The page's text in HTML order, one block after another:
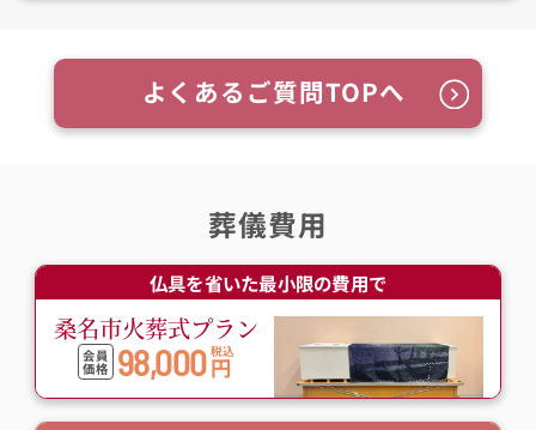
よくあるご質問TOPへ
葬儀費用
仏具を省いた最小限の費用で
桑名市火葬式プラン
会員
価格 98,000 税込
円